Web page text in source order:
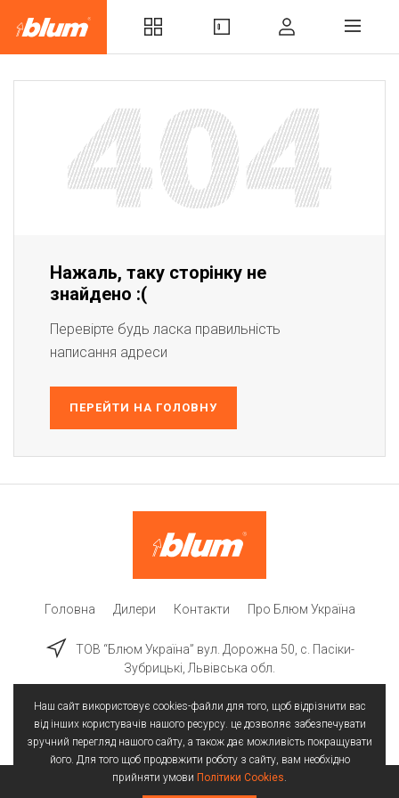
Нажаль, таку сторінку не
знайдено :(
Перевірте будь ласка правильність
написання адреси
ПЕРЕЙТИ НА ГОЛОВНУ
Головна Дилери Контакти Про Блюм Україна
ТОВ “Блюм Україна” вул. Дорожна 50, c. Пасіки-
Зубрицькі, Львівська обл.
Наш сайт використовує cookies-файли для того, щоб відрізнити вас
від інших користувачів нашого ресурсу. це дозволяє забезпечувати
зручний перегляд нашого сайту, а також дає можливість покращувати
його. Для того щоб продовжити роботу з сайту, вам необхідно
прийняти умови Політики Cookies.